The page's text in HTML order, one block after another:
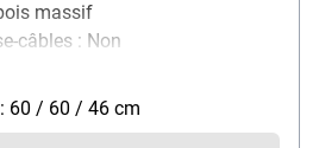
massif
câbles : Non
60 / 60 / 46 cm